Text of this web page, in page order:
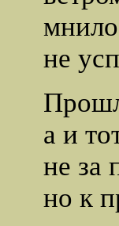
не
а и
не за
но к